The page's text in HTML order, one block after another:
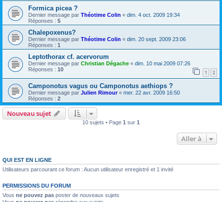
Formica picea ?
Dernier message par Théotime Colin « dim. 4 oct. 2009 19:34
Réponses : 5
Chalepoxenus?
Dernier message par Théotime Colin « dim. 20 sept. 2009 23:06
Réponses : 1
Leptothorax cf. acervorum
Dernier message par Christian Dégache « dim. 10 mai 2009 07:26
Réponses : 10 1 2
Camponotus vagus ou Camponotus aethiops ?
Dernier message par Julien Rimour« mer. 22 avr. 2009 16:50
Réponses : 2
Nouveau sujet
10 sujets • Page 1 sur 1
Aller à
QUI EST EN LIGNE
Utilisateurs parcourant ce forum : Aucun utilisateur enregistré et 1 invité
PERMISSIONS DU FORUM
Vous ne pouvez pas poster de nouveaux sujets